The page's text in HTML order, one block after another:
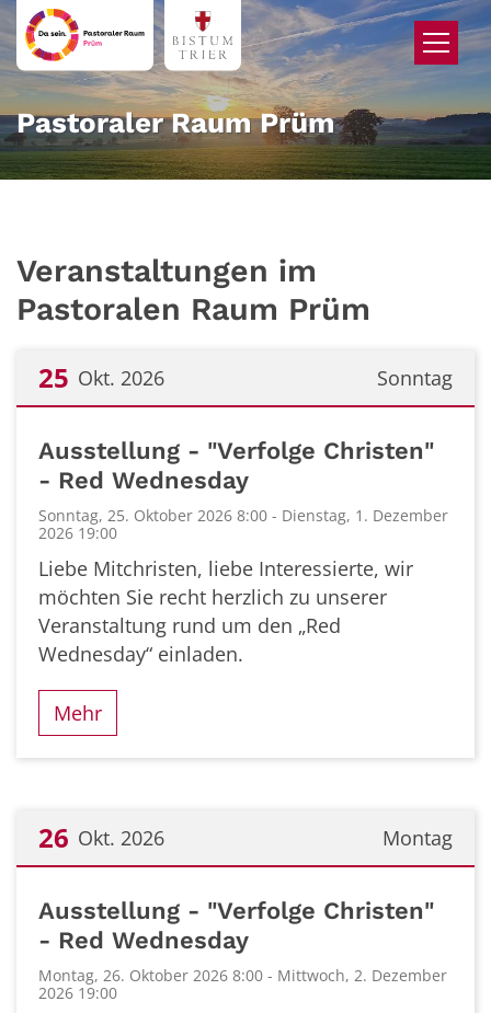
Zum Inhalt springen
Pastoraler Raum Prüm
Veranstaltungen im
Pastoralen Raum Prüm
Sonntag
25 Okt. 2026
Ausstellung - "Verfolge Christen"
- Red Wednesday
Sonntag, 25. Oktober 2026 8:00 - Dienstag, 1. Dezember
2026 19:00
Liebe Mitchristen, liebe Interessierte, wir
möchten Sie recht herzlich zu unserer
Veranstaltung rund um den „Red
Wednesday“ einladen.
Mehr
Montag
26 Okt. 2026
Ausstellung - "Verfolge Christen"
- Red Wednesday
Montag, 26. Oktober 2026 8:00 - Mittwoch, 2. Dezember
2026 19:00